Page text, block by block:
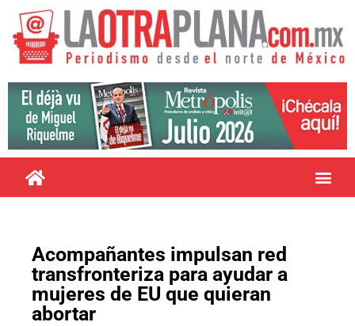
Acompañantes impulsan red
transfronteriza para ayudar a
mujeres de EU que quieran
abortar